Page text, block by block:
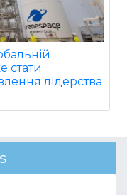
стати
лідерства